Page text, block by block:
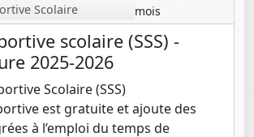
Scolaire
mois
scolaire (SSS) -
2025-2026
Scolaire (SSS)
est gratuite et ajoute des
à l’emploi du temps de